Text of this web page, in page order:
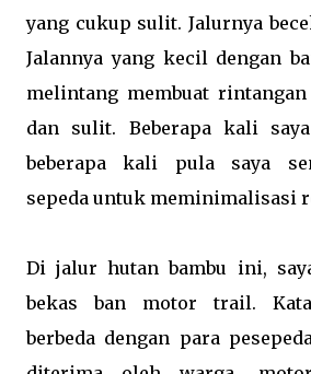
yang cukup sulit. Jalurnya
Jalannya yang kecil dengan
melintang membuat
dan sulit. Beberapa kali
beberapa kali pula saya
sepeda untuk meminimalisasi
Di jalur hutan bambu ini,
bekas ban motor trail.
berbeda dengan para